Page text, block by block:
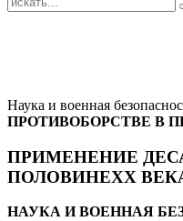
Наука и военная
ПРОТИВОБОРСТВЕ В
ПРИМЕНЕНИЕ
ПОЛОВИНЕХХ
НАУКА И ВОЕННАЯ